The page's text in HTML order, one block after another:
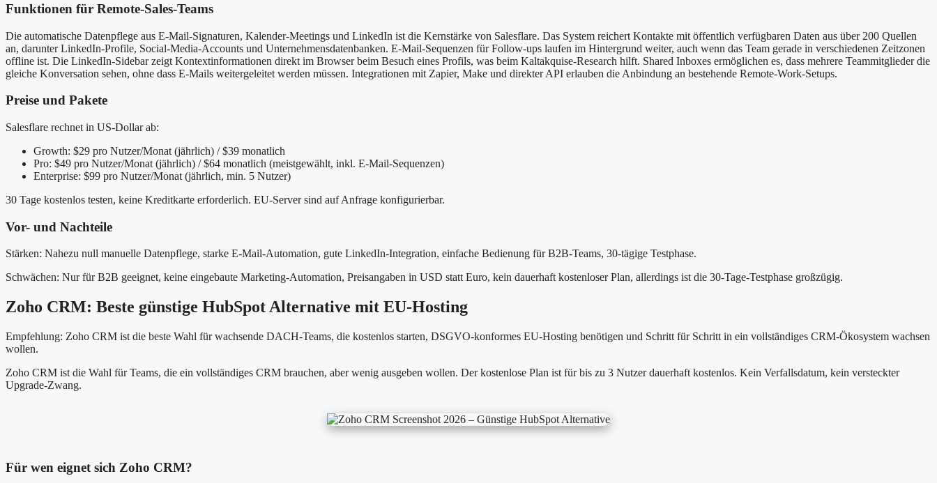
Funktionen für Remote-Sales-Teams
Die automatische Datenpflege aus E-Mail-Signaturen, Kalender-Meetings und LinkedIn ist die Kernstärke von Salesflare. Das System reichert Kontakte mit öffentlich verfügbaren Daten aus über 200 Quellen
an, darunter LinkedIn-Profile, Social-Media-Accounts und Unternehmensdatenbanken. E-Mail-Sequenzen für Follow-ups laufen im Hintergrund weiter, auch wenn das Team gerade in verschiedenen Zeitzonen
offline ist. Die LinkedIn-Sidebar zeigt Kontextinformationen direkt im Browser beim Besuch eines Profils, was beim Kaltakquise-Research hilft. Shared Inboxes ermöglichen es, dass mehrere Teammitglieder die
gleiche Konversation sehen, ohne dass E-Mails weitergeleitet werden müssen. Integrationen mit Zapier, Make und direkter API erlauben die Anbindung an bestehende Remote-Work-Setups.
Preise und Pakete
Salesflare rechnet in US-Dollar ab:
Growth: $29 pro Nutzer/Monat (jährlich) / $39 monatlich
Pro: $49 pro Nutzer/Monat (jährlich) / $64 monatlich (meistgewählt, inkl. E-Mail-Sequenzen)
Enterprise: $99 pro Nutzer/Monat (jährlich, min. 5 Nutzer)
30 Tage kostenlos testen, keine Kreditkarte erforderlich. EU-Server sind auf Anfrage konfigurierbar.
Vor- und Nachteile
Stärken: Nahezu null manuelle Datenpflege, starke E-Mail-Automation, gute LinkedIn-Integration, einfache Bedienung für B2B-Teams, 30-tägige Testphase.
Schwächen: Nur für B2B geeignet, keine eingebaute Marketing-Automation, Preisangaben in USD statt Euro, kein dauerhaft kostenloser Plan, allerdings ist die 30-Tage-Testphase großzügig.
Zoho CRM: Beste günstige HubSpot Alternative mit EU-Hosting
Empfehlung: Zoho CRM ist die beste Wahl für wachsende DACH-Teams, die kostenlos starten, DSGVO-konformes EU-Hosting benötigen und Schritt für Schritt in ein vollständiges CRM-Ökosystem wachsen
wollen.
Zoho CRM ist die Wahl für Teams, die ein vollständiges CRM brauchen, aber wenig ausgeben wollen. Der kostenlose Plan ist für bis zu 3 Nutzer dauerhaft kostenlos. Kein Verfallsdatum, kein versteckter
Upgrade-Zwang.
Für wen eignet sich Zoho CRM?